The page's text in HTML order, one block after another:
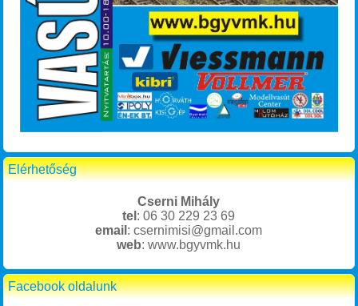
Elérhetőség
Cserni Mihály
tel : 06 30 229 23 69
email : csernimisi@gmail.com
web: www.bgyvmk.hu
Facebook oldalunk